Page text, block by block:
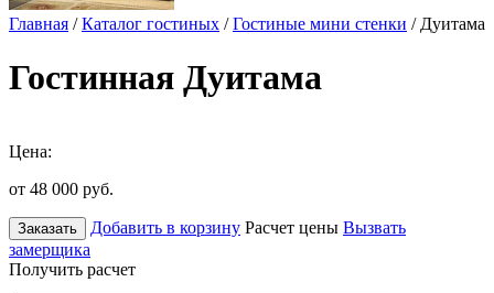
Главная /Каталог гостиных /Гостиные мини стенки / Дуитама
Гостинная Дуитама
Цена:
от 48 000 руб.
Заказать Добавить в корзину Расчет цены Вызвать
замерщика
Получить расчет